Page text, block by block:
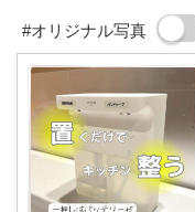
#オリジナル写真